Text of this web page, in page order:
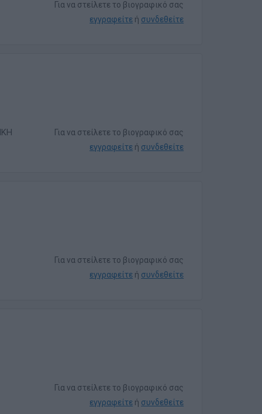
Για να στείλετε το βιογραφικό σας
εγγραφείτε ή συνδεθείτε
Για να στείλετε το βιογραφικό σας
εγγραφείτε ή συνδεθείτε
Για να στείλετε το βιογραφικό σας
εγγραφείτε ή συνδεθείτε
Για να στείλετε το βιογραφικό σας
εγγραφείτε ή συνδεθείτε